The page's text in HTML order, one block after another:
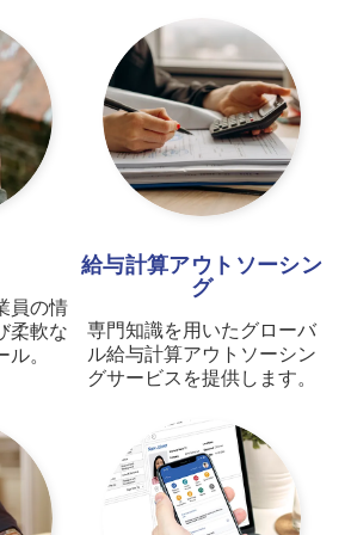
員の情
柔軟な
。
給与計算アウトソーシン
グ
専門知識を用いたグローバ
ル給与計算アウトソーシン
グサービスを提供します。